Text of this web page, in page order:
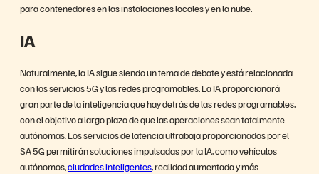
para contenedores en las instalaciones locales y en la nube.
IA
Naturalmente, la IA sigue siendo un tema de debate y está relacionada
con los servicios 5G y las redes programables. La IA proporcionará
gran parte de la inteligencia que hay detrás de las redes programables,
con el objetivo a largo plazo de que las operaciones sean totalmente
autónomas. Los servicios de latencia ultrabaja proporcionados por el
SA 5G permitirán soluciones impulsadas por la IA, como vehículos
autónomos,ciudades inteligentes, realidad aumentada y más.